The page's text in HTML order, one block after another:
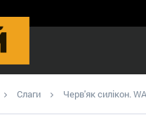
Слаги Черв'як силікон.